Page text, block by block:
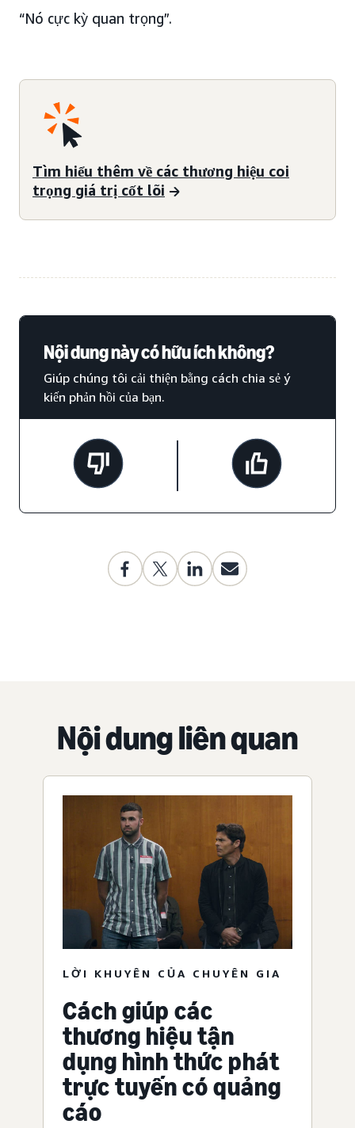
“Nó cực kỳ quan trọng”.
Tìm hiểu thêm về các thương hiệu coi
trọng giá trị cốt lõi
Nội dung này có hữu ích không?
Giúp chúng tôi cải thiện bằng cách chia sẻ ý
kiến phản hồi của bạn.
Nội dung liên quan
LỜI KHUYÊN CỦA CHUYÊN GIA
Cách giúp các
thương hiệu tận
dụng hình thức phát
trực tuyến có quảng
cáo